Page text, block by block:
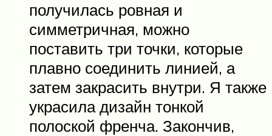
получилась ровная и
симметричная, можно
поставить три точки, которые
плавно соединить линией, а
затем закрасить внутри. Я также
украсила дизайн тонкой
полоской френча. Закончив,